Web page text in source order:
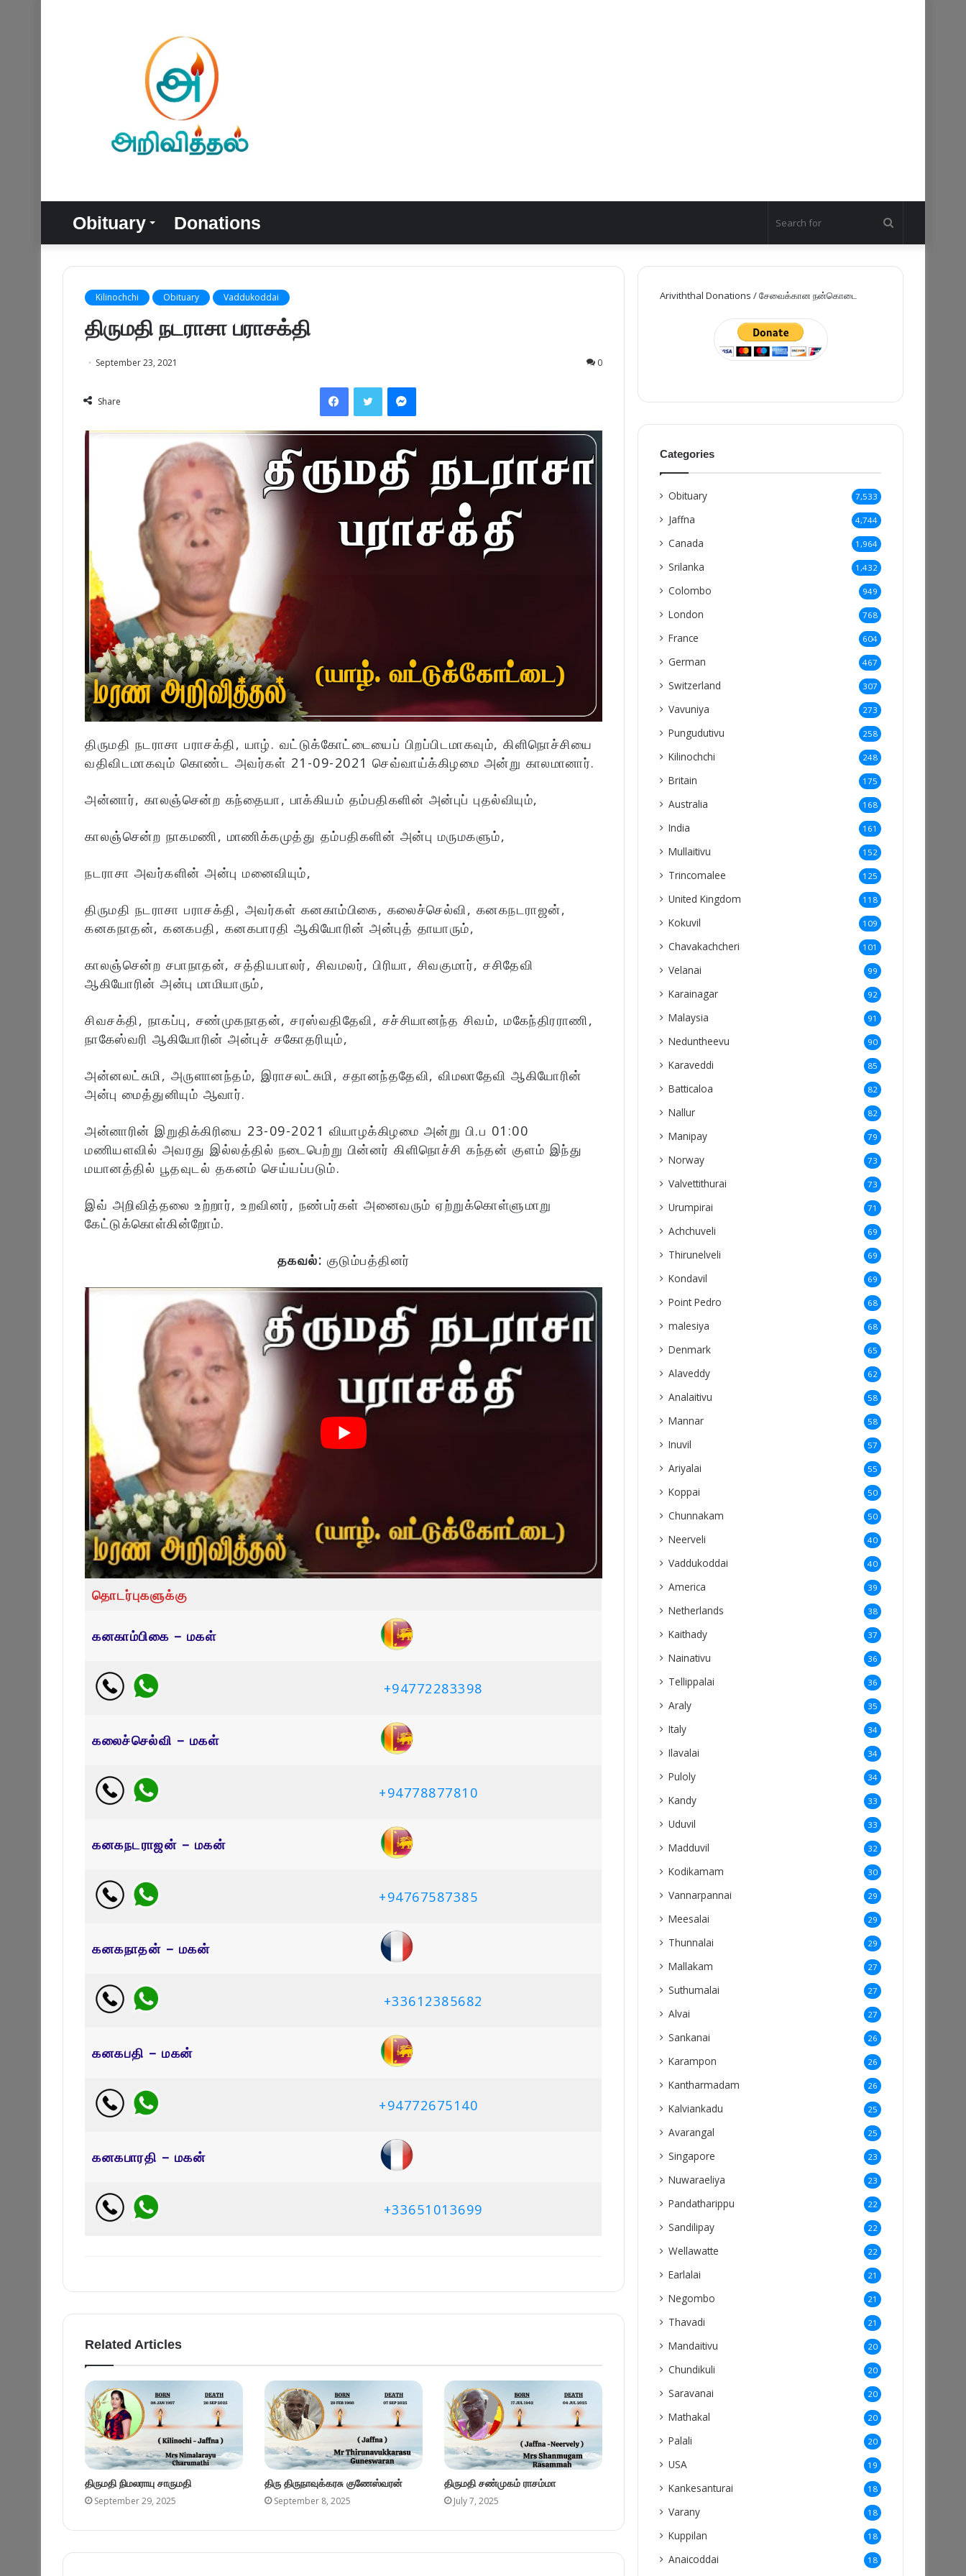
Obituary Donations
for
Kilinochchi Obituary Vaddukoddai
திருமதி நடராசா பராசக்தி
September 23, 2021 0
Share
FacebookTwitter Messenger
திருமதி நடராசா பராசக்தி, யாழ். வட்டுக்கோட்டையைப் பிறப்பிடமாகவும், கிளிநொச்சியை
வதிவிடமாகவும் கொண்ட அவர்கள் 21-09-2021 செவ்வாய்க்கிழமை அன்று காலமானார்.
அன்னார், காலஞ்சென்ற கந்தையா, பாக்கியம் தம்பதிகளின் அன்புப் புதல்வியும்,
காலஞ்சென்ற நாகமணி, மாணிக்கமுத்து தம்பதிகளின் அன்பு மருமகளும்,
நடராசா அவர்களின் அன்பு மனைவியும்,
திருமதி நடராசா பராசக்தி, அவர்கள் கனகாம்பிகை, கலைச்செல்வி, கனகநடராஜன்,
கனகநாதன், கனகபதி, கனகபாரதி ஆகியோரின் அன்புத் தாயாரும்,
காலஞ்சென்ற சபாநாதன், சத்தியபாலர், சிவமலர், பிரியா, சிவகுமார், சசிதேவி
ஆகியோரின் அன்பு மாமியாரும்,
சிவசக்தி, நாகப்பு, சண்முகநாதன், சரஸ்வதிதேவி, சச்சியானந்த சிவம், மகேந்திரராணி,
நாகேஸ்வரி ஆகியோரின் அன்புச் சகோதரியும்,
அன்னலட்சுமி, அருளானந்தம், இராசலட்சுமி, சதானந்ததேவி, விமலாதேவி ஆகியோரின்
அன்பு மைத்துனியும் ஆவார்.
அன்னாரின் இறுதிக்கிரியை 23-09-2021 வியாழக்கிழமை அன்று பி.ப 01:00
மணியளவில் அவரது இல்லத்தில் நடைபெற்று பின்னர் கிளிநொச்சி கந்தன் குளம் இந்து
மயானத்தில் பூதவுடல் தகனம் செய்யப்படும்.
இவ் அறிவித்தலை உற்றார், உறவினர், நண்பர்கள் அனைவரும் ஏற்றுக்கொள்ளுமாறு
கேட்டுக்கொள்கின்றோம்.
தகவல்: குடும்பத்தினர்
தொடர்புகளுக்கு
கனகாம்பிகை – மகள்
+94772283398
கலைச்செல்வி – மகள்
+94778877810
கனகநடராஜன் – மகன்
+94767587385
கனகநாதன் – மகன்
+33612385682
கனகபதி – மகன்
+94772675140
கனகபாரதி – மகன்
+33651013699
Related Articles
திருமதி நிமலராயு சாருமதி
September 29, 2025
திரு திருநாவுக்கரசு குணேஸ்வரன்
September 8, 2025
திருமதி சண்முகம் ராசம்மா
July 7, 2025
Ariviththal Donations / சேவைக்கான நன்கொடை
Categories
Obituary 7,533
Jaffna 4,744
Canada 1,964
Srilanka 1,432
Colombo 949
London 768
France 604
German 467
Switzerland 307
Vavuniya 273
Pungudutivu 258
Kilinochchi 248
Britain 175
Australia 168
India 161
Mullaitivu 152
Trincomalee 125
United Kingdom 118
Kokuvil 109
Chavakachcheri 101
Velanai 99
Karainagar 92
Malaysia 91
Neduntheevu 90
Karaveddi 85
Batticaloa 82
Nallur 82
Manipay 79
Norway 73
Valvettithurai 73
Urumpirai 71
Achchuveli 69
Thirunelveli 69
Kondavil 69
Point Pedro 68
malesiya 68
Denmark 65
Alaveddy 62
Analaitivu 58
Mannar 58
Inuvil 57
Ariyalai 55
Koppai 50
Chunnakam 50
Neerveli 40
Vaddukoddai 40
America 39
Netherlands 38
Kaithady 37
Nainativu 36
Tellippalai 36
Araly 35
Italy 34
Ilavalai 34
Puloly 34
Kandy 33
Uduvil 33
Madduvil 32
Kodikamam 30
Vannarpannai 29
Meesalai 29
Thunnalai 29
Mallakam 27
Suthumalai 27
Alvai 27
Sankanai 26
Karampon 26
Kantharmadam 26
Kalviankadu 25
Avarangal 25
Singapore 23
Nuwaraeliya 23
Pandatharippu 22
Sandilipay 22
Wellawatte 22
Earlalai 21
Negombo 21
Thavadi 21
Mandaitivu 20
Chundikuli 20
Saravanai 20
Mathakal 20
Palali 20
USA 19
Kankesanturai 18
Varany 18
Kuppilan 18
Anaicoddai 18